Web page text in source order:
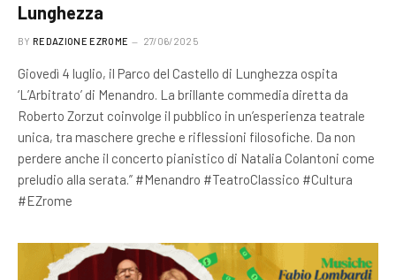
Lunghezza
BY REDAZIONE EZROME 27/06/2025
Giovedì 4 luglio, il Parco del Castello di Lunghezza ospita
‘L’Arbitrato’ di Menandro. La brillante commedia diretta da
Roberto Zorzut coinvolge il pubblico in un’esperienza teatrale
unica, tra maschere greche e riflessioni filosofiche. Da non
perdere anche il concerto pianistico di Natalia Colantoni come
preludio alla serata.” #Menandro #TeatroClassico #Cultura
#EZrome